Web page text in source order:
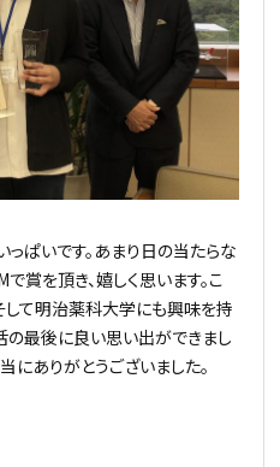
ぱいです。あまり日の当たらな
賞を頂き、嬉しく思います。こ
して明治薬科大学にも興味を持
の最後に良い思い出ができまし
にありがとうございました。